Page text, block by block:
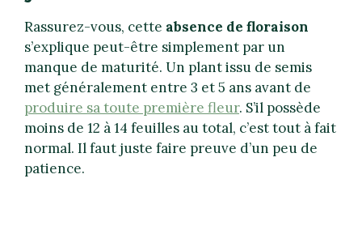
Rassurez-vous, cette absence de floraison
s’explique peut-être simplement par un
manque de maturité. Un plant issu de semis
met généralement entre 3 et 5 ans avant de
produire sa toute première fleur. S’il possède
moins de 12 à 14 feuilles au total, c’est tout à fait
normal. Il faut juste faire preuve d’un peu de
patience.